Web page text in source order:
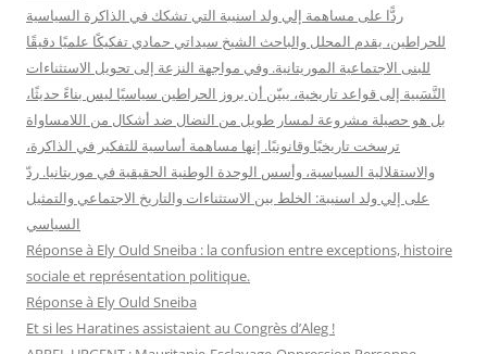
ردًّا على مساهمة إلي ولد اسنيبة التي تشكك في الذاكرة السياسية
للحراطين، يقدم المحلل والباحث الشيخ سيداتي حمادي تفكيكًا علميًا دقيقًا
للبنى الاجتماعية الموريتانية. وفي مواجهة النزعة إلى تحويل الاستثناءات
النَّسَبية إلى قواعد تاريخية، يبيّن أن بروز الحراطين سياسيًا ليس بناءً حديثًا،
بل هو حصيلة مشروعة لمسار طويل من النضال ضد أشكال من اللامساواة
ترسخت تاريخيًا وقانونيًا. إنها مساهمة أساسية للتفكير في الذاكرة،
والاستقلالية السياسية، وأسس الوحدة الوطنية الحقيقية في موريتانيا. ردّ
على إلي ولد اسنيبة: الخلط بين الاستثناءات والتاريخ الاجتماعي والتمثيل
السياسي
Réponse à Ely Ould Sneiba : la confusion entre exceptions, histoire
sociale et représentation politique.
Réponse à Ely Ould Sneiba
Et si les Haratines assistaient au Congrès d’Aleg !